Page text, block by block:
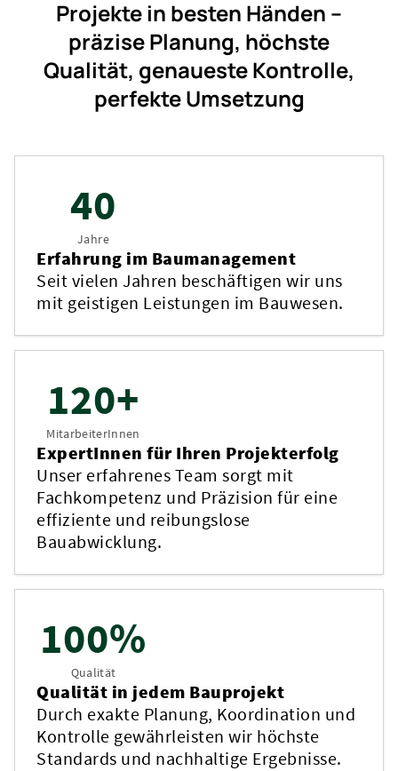
Projekte in besten Händen –
präzise Planung, höchste
Qualität, genaueste Kontrolle,
perfekte Umsetzung
40
Jahre
Erfahrung im Baumanagement
Seit vielen Jahren beschäftigen wir uns
mit geistigen Leistungen im Bauwesen.
120+
MitarbeiterInnen
ExpertInnen für Ihren Projekterfolg
Unser erfahrenes Team sorgt mit
Fachkompetenz und Präzision für eine
effiziente und reibungslose
Bauabwicklung.
100%
Qualität
Qualität in jedem Bauprojekt
Durch exakte Planung, Koordination und
Kontrolle gewährleisten wir höchste
Standards und nachhaltige Ergebnisse.